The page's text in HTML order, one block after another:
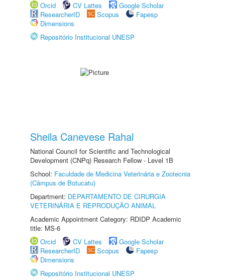
Orcid
CV Lattes
Google Scholar
ResearcherID
Scopus
Fapesp
Dimensions
Repositório Institucional UNESP
Sheila Canevese Rahal
National Council for Scientific and Technological
Development (CNPq) Research Fellow - Level 1B
School: Faculdade de Medicina Veterinária e Zootecnia
(Câmpus de Botucatu)
Department: DEPARTAMENTO DE CIRURGIA
VETERINÁRIA E REPRODUÇÃO ANIMAL
Academic Appointment Category: RDIDP Academic
title: MS-6
Orcid
CV Lattes
Google Scholar
ResearcherID
Scopus
Fapesp
Dimensions
Repositório Institucional UNESP